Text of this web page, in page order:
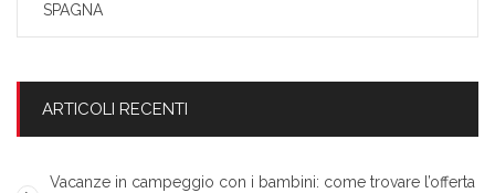
SPAGNA
ARTICOLI RECENTI
Vacanze in campeggio con i bambini: come trovare l’offerta